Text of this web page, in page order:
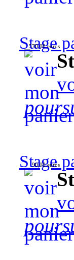
Stage
570,00 euros
Stage
90,00 euros